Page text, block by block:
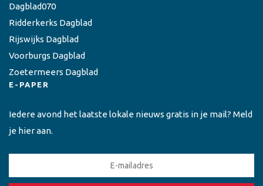
Dagblad070
Ridderkerks Dagblad
Rijswijks Dagblad
Voorburgs Dagblad
Zoetermeers Dagblad
E-PAPER
Iedere avond het laatste lokale nieuws gratis in je mail? Meld
je hier aan.